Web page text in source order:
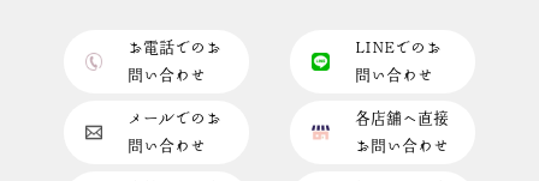
お電話でのお
問い合わせ
LINEでのお
問い合わせ
メールでのお
問い合わせ
各店舗へ直接
お問い合わせ